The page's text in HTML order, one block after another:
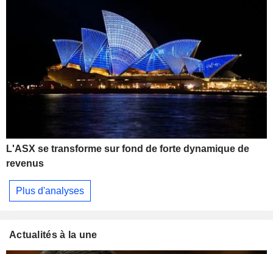
L'ASX se transforme sur fond de forte dynamique de
revenus
Plus d'analyses
Actualités à la une